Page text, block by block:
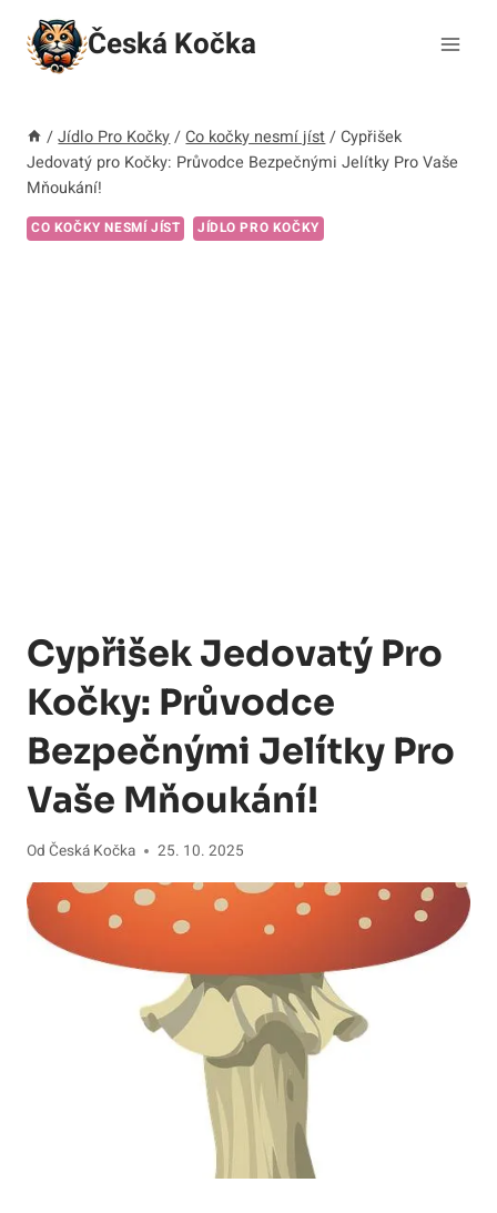
Přeskočit
obsah
Česká Kočka
/ Jídlo Pro Kočky / Co kočky nesmí jíst / Cypřišek
Jedovatý pro Kočky: Průvodce Bezpečnými Jelítky Pro Vaše
Mňoukání!
CO KOČKY NESMÍ JÍST JÍDLO PRO KOČKY
Cypřišek Jedovatý Pro
Kočky: Průvodce
Bezpečnými Jelítky Pro
Vaše Mňoukání!
Od Česká Kočka 25. 10. 2025